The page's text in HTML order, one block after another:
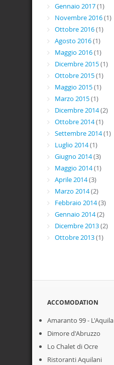
Gennaio 2017(1)
Novembre 2016(1)
Ottobre 2016(1)
Agosto 2016(1)
Maggio 2016(1)
Dicembre 2015(1)
Ottobre 2015(1)
Maggio 2015(1)
Marzo 2015(1)
Dicembre 2014(2)
Ottobre 2014(1)
Settembre 2014(1)
Luglio 2014(1)
Giugno 2014(3)
Maggio 2014(1)
Aprile 2014(3)
Marzo 2014(2)
Febbraio 2014(3)
Gennaio 2014(2)
Dicembre 2013(2)
Ottobre 2013(1)
ACCOMODATION
Amaranto 99 - L'Aquila
Dimore d'Abruzzo
Lo Chalet di Ocre
Ristoranti Aquilani